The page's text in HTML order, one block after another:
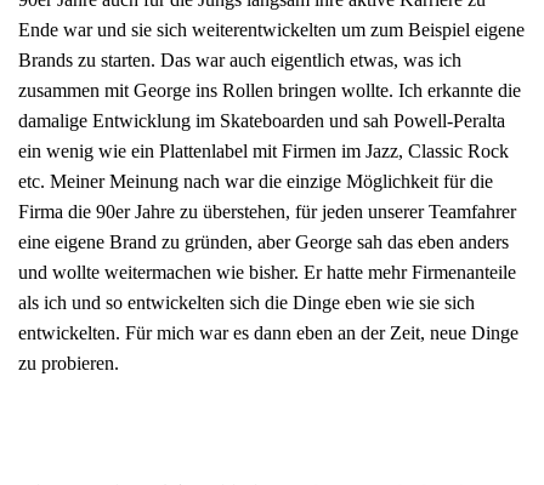
Ende war und sie sich weiterentwickelten um zum Beispiel eigene
Brands zu starten. Das war auch eigentlich etwas, was ich
zusammen mit George ins Rollen bringen wollte. Ich erkannte die
damalige Entwicklung im Skateboarden und sah Powell-Peralta
ein wenig wie ein Plattenlabel mit Firmen im Jazz, Classic Rock
etc. Meiner Meinung nach war die einzige Möglichkeit für die
Firma die 90er Jahre zu überstehen, für jeden unserer Teamfahrer
eine eigene Brand zu gründen, aber George sah das eben anders
und wollte weitermachen wie bisher. Er hatte mehr Firmenanteile
als ich und so entwickelten sich die Dinge eben wie sie sich
entwickelten. Für mich war es dann eben an der Zeit, neue Dinge
zu probieren.